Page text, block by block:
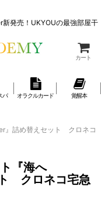
発売！UKYOUの最強部屋干
カート
パ オラクルカード 覚醒本
』詰め替えセット クロネコ
『海へ
クロネコ宅急